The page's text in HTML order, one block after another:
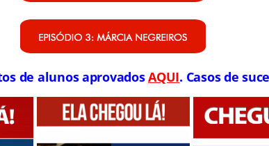
de alunos aprovadosAQUI. Casos de